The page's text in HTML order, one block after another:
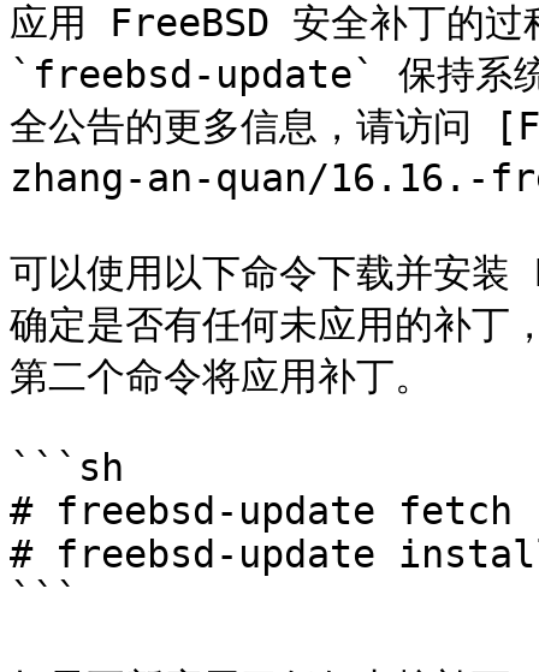
应用 FreeBSD 安全补丁的过
`freebsd-update` 保持系统
全公告的更多信息，请访
zhang-an-quan/16.16.-
可以使用以下命令下载并安
确定是否有任何未应用的补丁
第二个命令将应用补丁。
```sh
# freebsd-update fetch
# freebsd-update
```